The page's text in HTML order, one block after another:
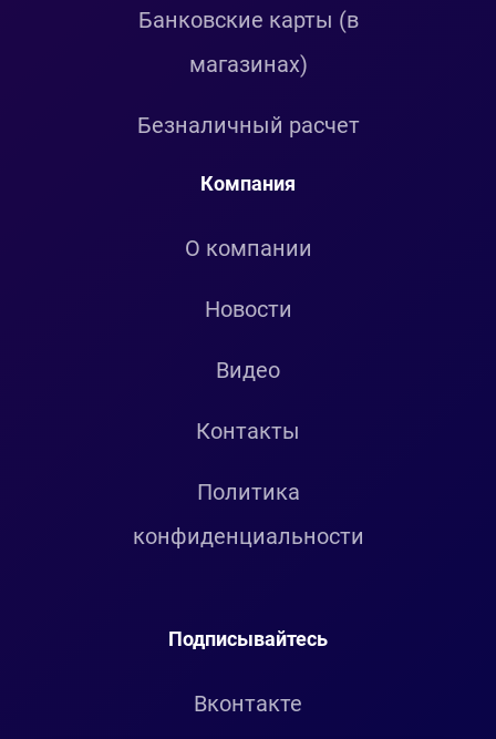
Банковские карты (в
магазинах)
Безналичный расчет
Компания
О компании
Новости
Видео
Контакты
Политика
конфиденциальности
Подписывайтесь
Вконтакте